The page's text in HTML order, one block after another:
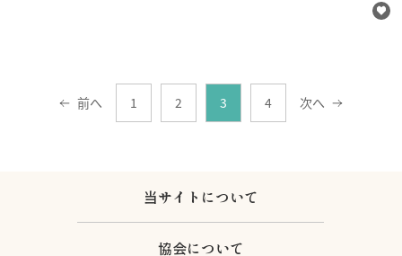
前へ 1 2 3 4 次へ
当サイトについて
協会について